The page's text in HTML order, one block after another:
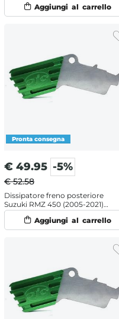
€ 49.95 -5%
€ 52.58
Dissipatore freno posteriore
Suzuki RMZ 450 (2005-2021)
Verde